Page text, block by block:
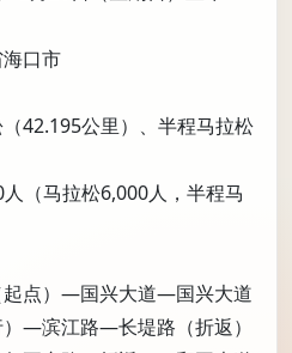
海口市
（42.195公里）、半程马拉松
人（马拉松6,000人，半程马
起点）—国兴大道—国兴大道
—滨江路—长堤路（折返）